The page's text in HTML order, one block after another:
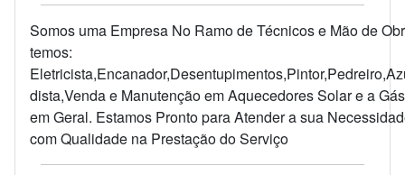
Somos uma Empresa No Ramo de Técnicos e Mão de
temos:
dista,Venda e Manutenção em Aquecedores Solar e a
em Geral. Estamos Pronto para Atender a sua
com Qualidade na Prestação do Serviço